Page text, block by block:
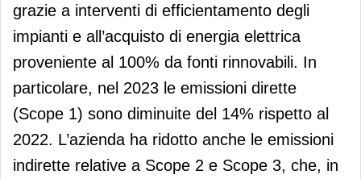
grazie a interventi di efficientamento degli
impianti e all’acquisto di energia elettrica
proveniente al 100% da fonti rinnovabili. In
particolare, nel 2023 le emissioni dirette
(Scope 1) sono diminuite del 14% rispetto al
2022. L’azienda ha ridotto anche le emissioni
indirette relative a Scope 2 e Scope 3, che, in